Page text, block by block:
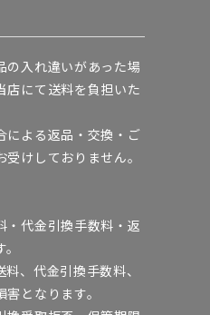
入れ違いがあった場
店にて送料を負担いた
よる返品・交換・ご
けしておりません。
・代金引換手数料・返
、代金引換手数料、
となります。